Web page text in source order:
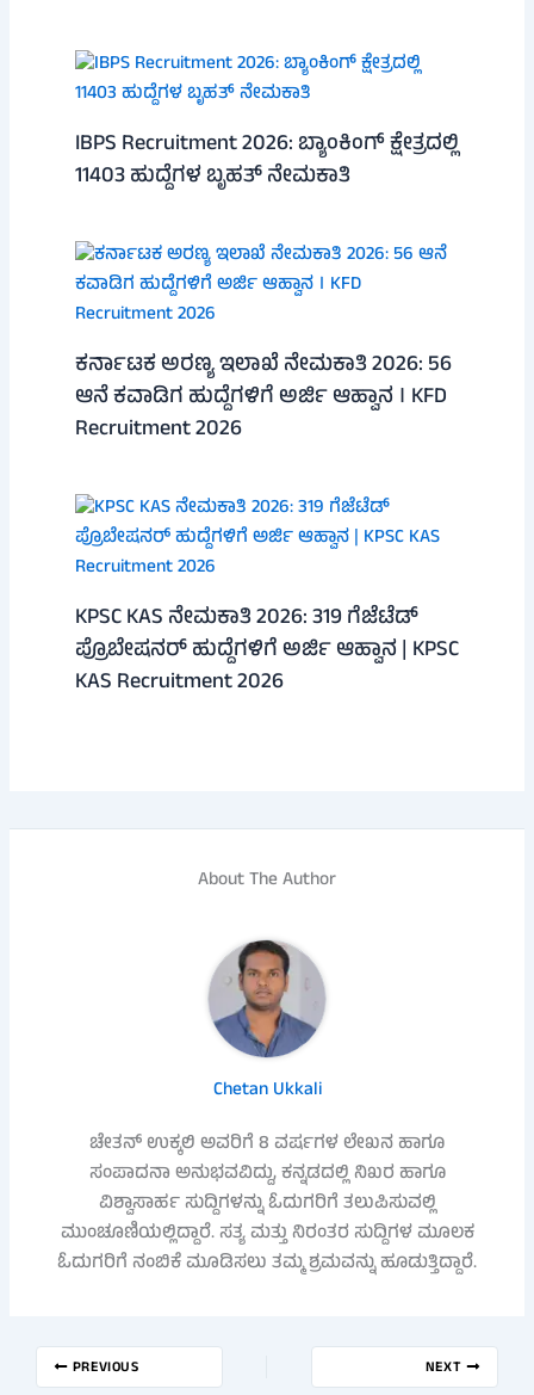
IBPS Recruitment 2026: ಬ್ಯಾಂಕಿಂಗ್ ಕ್ಷೇತ್ರದಲ್ಲಿ
11403 ಹುದ್ದೆಗಳ ಬೃಹತ್ ನೇಮಕಾತಿ
ಕರ್ನಾಟಕ ಅರಣ್ಯ ಇಲಾಖೆ ನೇಮಕಾತಿ 2026: 56
ಆನೆ ಕವಾಡಿಗ ಹುದ್ದೆಗಳಿಗೆ ಅರ್ಜಿ ಆಹ್ವಾನ । KFD
Recruitment 2026
KPSC KAS ನೇಮಕಾತಿ 2026: 319 ಗೆಜೆಟೆಡ್
ಪ್ರೊಬೇಷನರ್ ಹುದ್ದೆಗಳಿಗೆ ಅರ್ಜಿ ಆಹ್ವಾನ | KPSC
KAS Recruitment 2026
About The Author
Chetan Ukkali
ಚೇತನ್ ಉಕ್ಕಲಿ ಅವರಿಗೆ 8 ವರ್ಷಗಳ ಲೇಖನ ಹಾಗೂ
ಸಂಪಾದನಾ ಅನುಭವವಿದ್ದು, ಕನ್ನಡದಲ್ಲಿ ನಿಖರ ಹಾಗೂ
ವಿಶ್ವಾಸಾರ್ಹ ಸುದ್ದಿಗಳನ್ನು ಓದುಗರಿಗೆ ತಲುಪಿಸುವಲ್ಲಿ
ಮುಂಚೂಣಿಯಲ್ಲಿದ್ದಾರೆ. ಸತ್ಯ ಮತ್ತು ನಿರಂತರ ಸುದ್ದಿಗಳ ಮೂಲಕ
ಓದುಗರಿಗೆ ನಂಬಿಕೆ ಮೂಡಿಸಲು ತಮ್ಮ ಶ್ರಮವನ್ನು ಹೂಡುತ್ತಿದ್ದಾರೆ.
PREVIOUS NEXT